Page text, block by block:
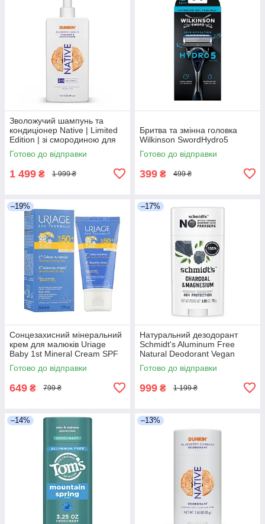
Зволожучий шампунь та
кондиціонер Native | Limited
Edition | зі смородиною для
усіх типів волос без
сульфатів
Готово до відправки
1 499 ₴ 1 999 ₴
Бритва та змінна головка
Wilkinson SwordHydro5
Готово до відправки
399 ₴ 499 ₴
–19%
Сонцезахисний мінеральний
крем для малюків Uriage
Baby 1st Mineral Cream SPF
50+ 50 мл
Готово до відправки
649 ₴ 799 ₴
–17%
Натуральний дезодорант
Schmidt's Aluminum Free
Natural Deodorant Vegan
Deodorant, 75 грамм
Готово до відправки
999 ₴ 1 199 ₴
–14% –13%